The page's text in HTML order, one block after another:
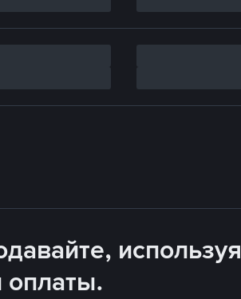
используя
оплаты.